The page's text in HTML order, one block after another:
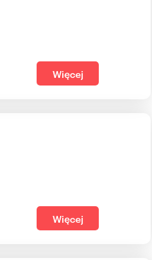
Więcej
Więcej